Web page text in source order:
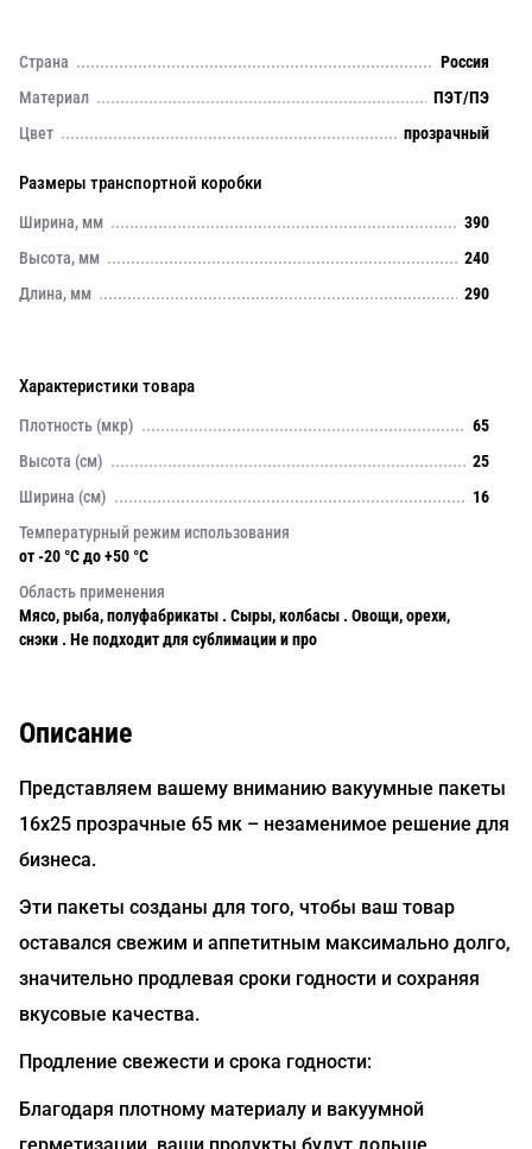
Страна
Россия
Материал
ПЭТ/ПЭ
Цвет
прозрачный
Размеры транспортной коробки
Ширина, мм
390
Высота, мм
240
Длина, мм
290
Характеристики товара
Плотность (мкр)
65
Высота (см)
25
Ширина (см)
16
Температурный режим использования
от -20 °С до +50 °С
Область применения
Мясо, рыба, полуфабрикаты . Сыры, колбасы . Овощи, орехи,
снэки . Не подходит для сублимации и про
Описание
Представляем вашему вниманию вакуумные пакеты
16х25 прозрачные 65 мк – незаменимое решение для
бизнеса.
Эти пакеты созданы для того, чтобы ваш товар
оставался свежим и аппетитным максимально долго,
значительно продлевая сроки годности и сохраняя
вкусовые качества.
Продление свежести и срока годности:
Благодаря плотному материалу и вакуумной